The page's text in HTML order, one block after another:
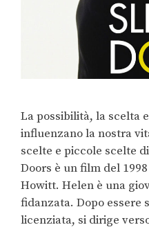
La possibilità, la scelta
influenzano la nostra
scelte e piccole scelte
Doors è un film del
Howitt. Helen è una
fidanzata. Dopo essere
licenziata, si dirige